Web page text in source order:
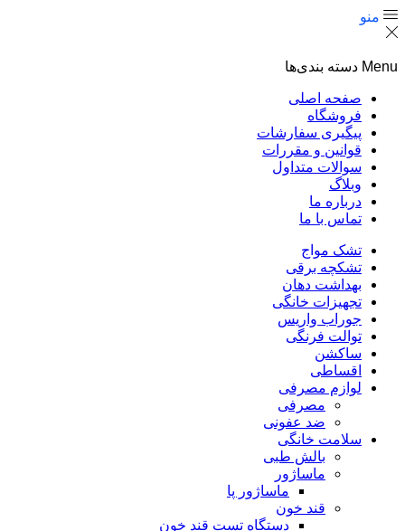
منو
Menu دسته بندی‌ها
صفحه اصلی
فروشگاه
پیگیری سفارشات
قوانین و مقررات
سوالات متداول
وبلاگ
درباره ما
تماس با ما
تشک مواج
تشکچه برقی
بهداشت دهان
تجهیزات خانگی
جوراب واریس
توالت فرنگی
ساکشن
اقساطی
لوازم مصرفی
مصرفی
ضد عفونی
سلامت خانگی
بالش طبی
ماساژور
ماساژور پا
قند خون
دستگاه تست قند خون